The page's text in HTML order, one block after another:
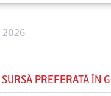
2026
PREFERATĂ ÎN